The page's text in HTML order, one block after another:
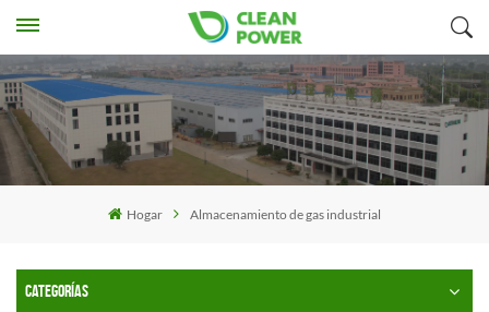
Hogar Almacenamiento de gas industrial
CATEGORÍAS